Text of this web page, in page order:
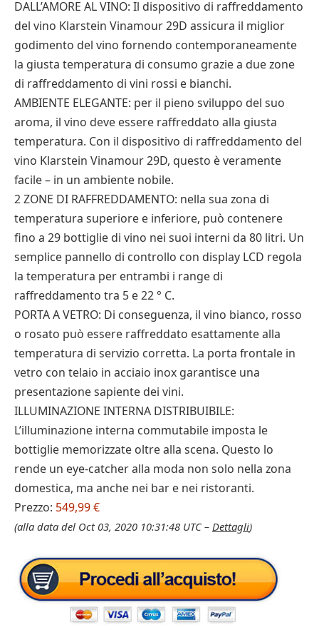
DALL’AMORE AL VINO: Il dispositivo di raffreddamento
del vino Klarstein Vinamour 29D assicura il miglior
godimento del vino fornendo contemporaneamente
la giusta temperatura di consumo grazie a due zone
di raffreddamento di vini rossi e bianchi.
AMBIENTE ELEGANTE: per il pieno sviluppo del suo
aroma, il vino deve essere raffreddato alla giusta
temperatura. Con il dispositivo di raffreddamento del
vino Klarstein Vinamour 29D, questo è veramente
facile – in un ambiente nobile.
2 ZONE DI RAFFREDDAMENTO: nella sua zona di
temperatura superiore e inferiore, può contenere
fino a 29 bottiglie di vino nei suoi interni da 80 litri. Un
semplice pannello di controllo con display LCD regola
la temperatura per entrambi i range di
raffreddamento tra 5 e 22 ° C.
PORTA A VETRO: Di conseguenza, il vino bianco, rosso
o rosato può essere raffreddato esattamente alla
temperatura di servizio corretta. La porta frontale in
vetro con telaio in acciaio inox garantisce una
presentazione sapiente dei vini.
ILLUMINAZIONE INTERNA DISTRIBUIBILE:
L’illuminazione interna commutabile imposta le
bottiglie memorizzate oltre alla scena. Questo lo
rende un eye-catcher alla moda non solo nella zona
domestica, ma anche nei bar e nei ristoranti.
Prezzo: 549,99 €
(alla data del Oct 03, 2020 10:31:48 UTC – Dettagli)